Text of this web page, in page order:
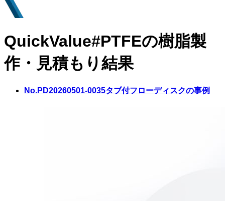
QuickValue#PTFEの樹脂製
作・見積もり結果
No.PD20260501-0035タブ付フローディスクの事例